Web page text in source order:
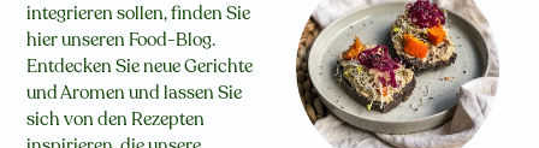
integrieren sollen, finden Sie
hier unseren Food-Blog.
Entdecken Sie neue Gerichte
und Aromen und lassen Sie
sich von den Rezepten